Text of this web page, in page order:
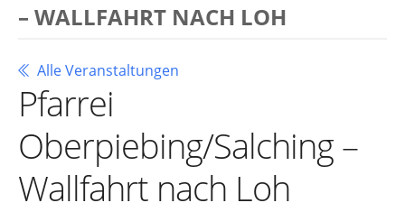
– WALLFAHRT NACH LOH
Alle Veranstaltungen
Pfarrei
Oberpiebing/Salching –
Wallfahrt nach Loh